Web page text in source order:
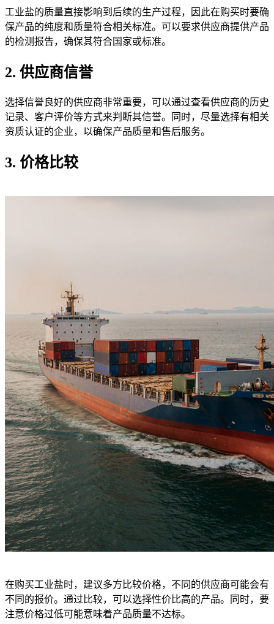
工业盐的质量直接影响到后续的生产过程，因此在购买时要确
保产品的纯度和质量符合相关标准。可以要求供应商提供产品
的检测报告，确保其符合国家或标准。
2. 供应商信誉
选择信誉良好的供应商非常重要，可以通过查看供应商的历史
记录、客户评价等方式来判断其信誉。同时，尽量选择有相关
资质认证的企业，以确保产品质量和售后服务。
3. 价格比较
在购买工业盐时，建议多方比较价格，不同的供应商可能会有
不同的报价。通过比较，可以选择性价比高的产品。同时，要
注意价格过低可能意味着产品质量不达标。